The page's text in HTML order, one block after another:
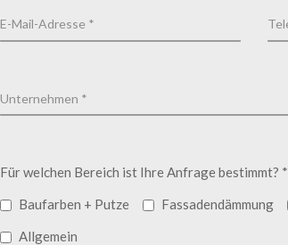
Für welchen Bereich ist Ihre Anfrage bestimmt? *
Baufarben + Putze
Fassadendämmung
Allgemein